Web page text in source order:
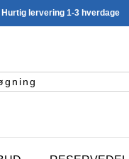
Hurtig lervering 1-3 hverdage